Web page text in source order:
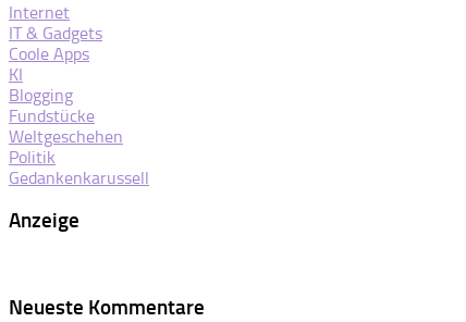
Internet
IT & Gadgets
Coole Apps
KI
Blogging
Fundstücke
Weltgeschehen
Politik
Gedankenkarussell
Anzeige
Neueste Kommentare